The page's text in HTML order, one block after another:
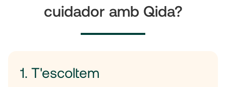
cuidador amb Qida?
1. T'escoltem